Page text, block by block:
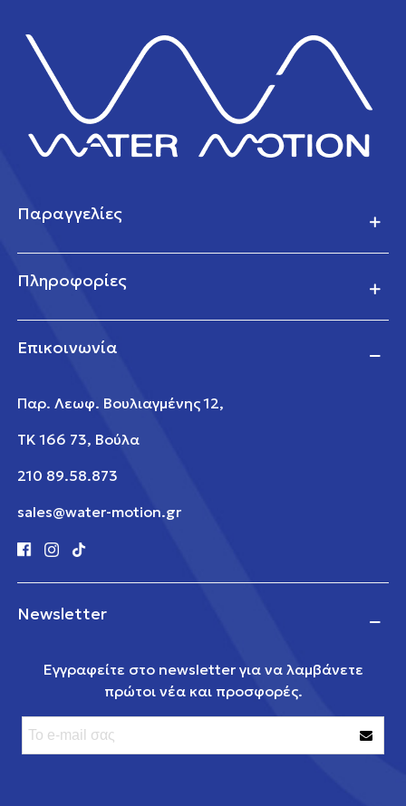
Παραγγελίες
Πληροφορίες
Επικοινωνία
Παρ. Λεωφ. Βουλιαγμένης 12,
ΤΚ 166 73, Βούλα
210 89.58.873
sales@water-motion.gr
Newsletter
Εγγραφείτε στο newsletter για να λαμβάνετε
πρώτοι νέα και προσφορές.